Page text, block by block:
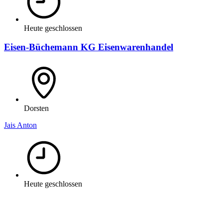
Heute geschlossen
Eisen-Büchemann KG Eisenwarenhandel
Dorsten
Jais Anton
Heute geschlossen